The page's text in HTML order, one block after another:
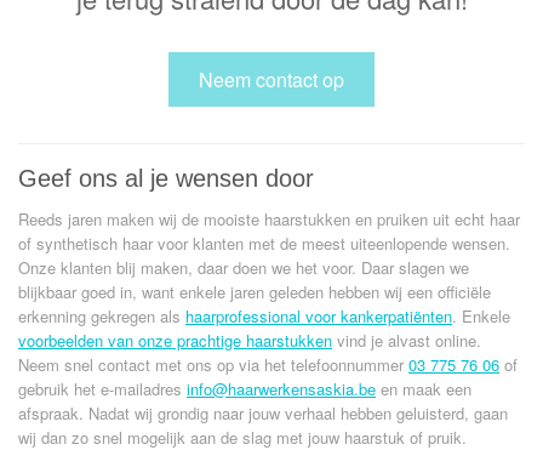
Geef ons al je wensen door
Reeds jaren maken wij de mooiste haarstukken en pruiken uit echt haar
of synthetisch haar voor klanten met de meest uiteenlopende wensen.
Onze klanten blij maken, daar doen we het voor. Daar slagen we
blijkbaar goed in, want enkele jaren geleden hebben wij een officiële
erkenning gekregen als haarprofessional voor kankerpatiënten. Enkele
voorbeelden van onze prachtige haarstukken vind je alvast online.
Neem snel contact met ons op via het telefoonnummer 03 775 76 06 of
gebruik het e-mailadres info@haarwerkensaskia.be en maak een
afspraak. Nadat wij grondig naar jouw verhaal hebben geluisterd, gaan
wij dan zo snel mogelijk aan de slag met jouw haarstuk of pruik.
Neem contact op